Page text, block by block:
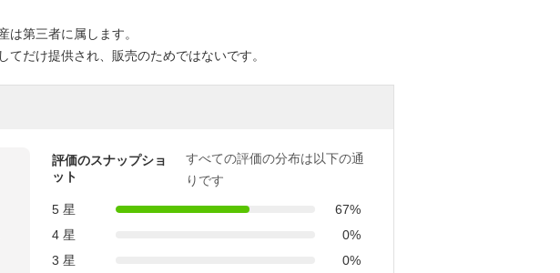
第三者に属します。
だけ提供され、販売のためではないです。
評価のスナップショ
ット
すべての評価の分布は以下の通
りです
5 星
67%
4 星
0%
3 星
0%